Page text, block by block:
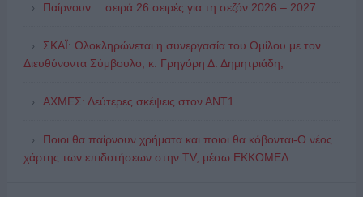
Παίρνουν… σειρά 26 σειρές για τη σεζόν 2026 – 2027
ΣΚΑΪ: Ολοκληρώνεται η συνεργασία του Ομίλου με τον
Διευθύνοντα Σύμβουλο, κ. Γρηγόρη Δ. Δημητριάδη,
ΑΧΜΕΣ: Δεύτερες σκέψεις στον ΑΝΤ1...
Ποιοι θα παίρνουν χρήματα και ποιοι θα κόβονται-Ο νέος
χάρτης των επιδοτήσεων στην TV, μέσω ΕΚΚΟΜΕΔ